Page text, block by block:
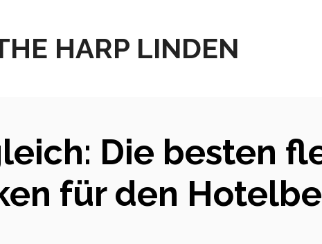
HARP LINDEN
Die besten
für den